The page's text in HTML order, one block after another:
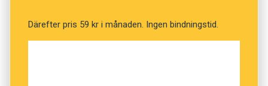
Därefter pris 59 kr i månaden. Ingen bindningstid.